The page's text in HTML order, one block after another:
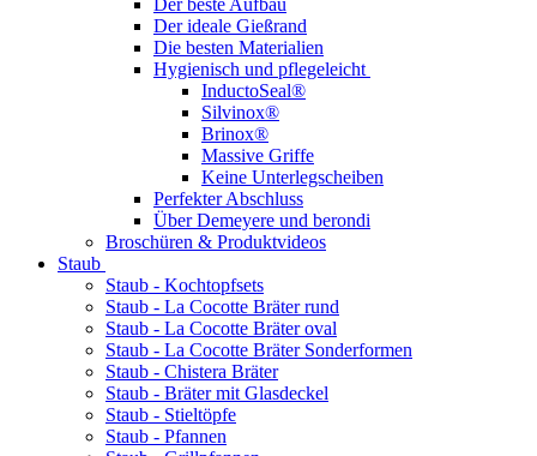
Der beste Aufbau
Der ideale Gießrand
Die besten Materialien
Hygienisch und pflegeleicht
InductoSeal®
Silvinox®
Brinox®
Massive Griffe
Keine Unterlegscheiben
Perfekter Abschluss
Über Demeyere und berondi
Broschüren & Produktvideos
Staub
Staub - Kochtopfsets
Staub - La Cocotte Bräter rund
Staub - La Cocotte Bräter oval
Staub - La Cocotte Bräter Sonderformen
Staub - Chistera Bräter
Staub - Bräter mit Glasdeckel
Staub - Stieltöpfe
Staub - Pfannen